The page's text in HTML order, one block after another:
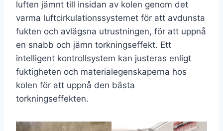
luften jämnt till insidan av kolen genom det
varma luftcirkulationssystemet för att avdunsta
fukten och avlägsna utrustningen, för att uppnå
en snabb och jämn torkningseffekt. Ett
intelligent kontrollsystem kan justeras enligt
fuktigheten och materialegenskaperna hos
kolen för att uppnå den bästa
torkningseffekten.